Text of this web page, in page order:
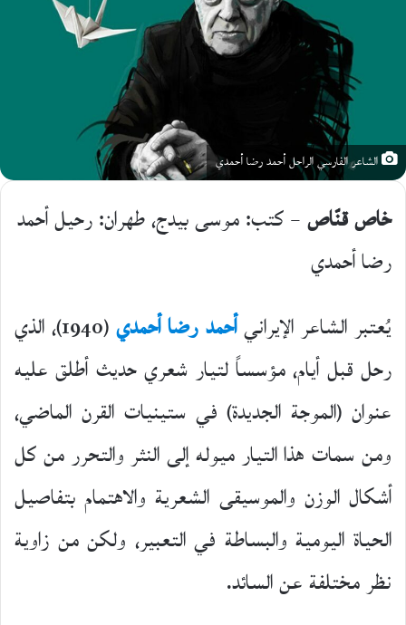
الشاعر الفارسي الراحل أحمد رضا أحمدي
خاص قنّاص– كتب: موسى بيدج، طهران: رحيل أحمد
رضا أحمدي
يُعتبر الشاعر الإيرانيأحمد رضا أحمدي
(1940)، الذي
رحل قبل أيام، مؤسساً لتيار شعري حديث أطلق عليه
عنوان (الموجة الجديدة) في ستينيات القرن الماضي،
ومن سمات هذا التيار ميوله إلى النثر والتحرر من كل
أشكال الوزن والموسيقى الشعرية والاهتمام بتفاصيل
الحياة اليومية والبساطة في التعبير، ولكن من زاوية
نظر مختلفة عن السائد.